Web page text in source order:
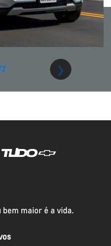
❯
bem maior é a vida.